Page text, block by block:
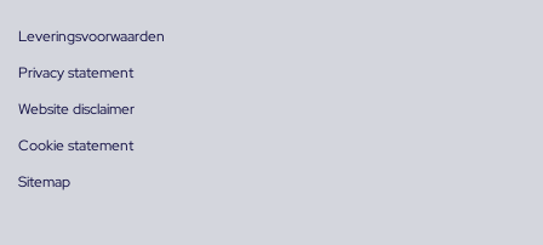
Leveringsvoorwaarden
Privacy statement
Website disclaimer
Cookie statement
Sitemap